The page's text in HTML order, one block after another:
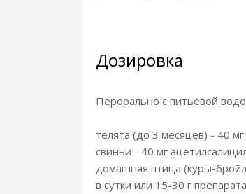
Дозировка
Перорально с питьевой
телята (до 3 месяцев) - 40
свиньи - 40 мг
домашняя птица (куры-
в сутки или 15-30 г